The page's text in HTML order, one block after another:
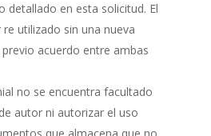
detallado en esta solicitud. El
utilizado sin una nueva
acuerdo entre ambas
no se encuentra facultado
autor ni autorizar el uso